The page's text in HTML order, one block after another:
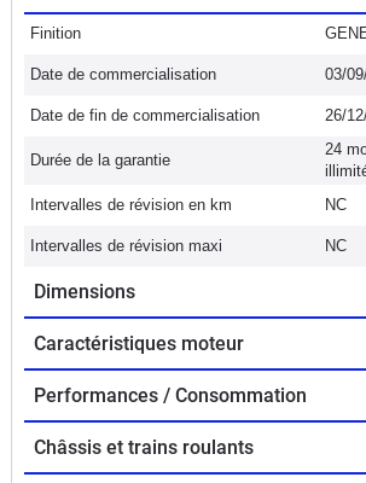
Finition
Date de commercialisation 03/
Date de fin de commercialisation 26/
Durée de la garantie
24
Intervalles de révision en km
NC
Intervalles de révision maxi NC
Dimensions
Caractéristiques moteur
Performances / Consommation
Châssis et trains roulants